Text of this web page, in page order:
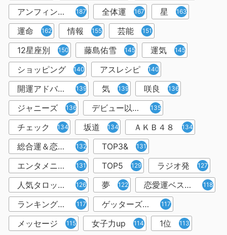
アンフィン先生 187 全体運 167 星 163
運命 162 情報 155 芸能 151
12星座別 150 藤島佑雪 145 運気 145
ショッピング 140 アスレシピ 140
開運アドバイザー＆占い師 139 気 139 咲良 136
ジャニーズ 136 デビュー以来１万人以上 135
チェック 134 坂道 134 ＡＫＢ４８ 134
総合運＆恋愛運 132 TOP3& 131
エンタメニュース＆コラム 131 TOP5 129 ラジオ発 127
人気タロット占い師 126 夢 122 恋愛運ベスト3 118
ランキング形式 117 ゲッターズ飯田 117
メッセージ 115 女子力up 114 1位 113